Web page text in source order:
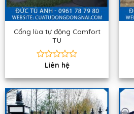
Cổng lùa tự động Comfort
TU
Được
hạng
0
5
sao
Liên hệ